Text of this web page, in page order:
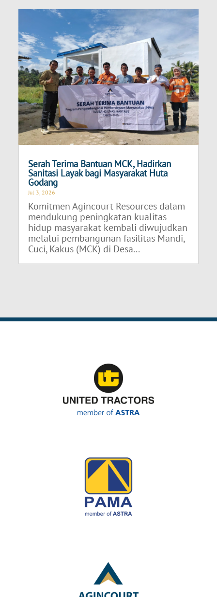
Serah Terima Bantuan MCK, Hadirkan
Sanitasi Layak bagi Masyarakat Huta
Godang
Jul 3, 2026
Komitmen Agincourt Resources dalam
mendukung peningkatan kualitas
hidup masyarakat kembali diwujudkan
melalui pembangunan fasilitas Mandi,
Cuci, Kakus (MCK) di Desa...